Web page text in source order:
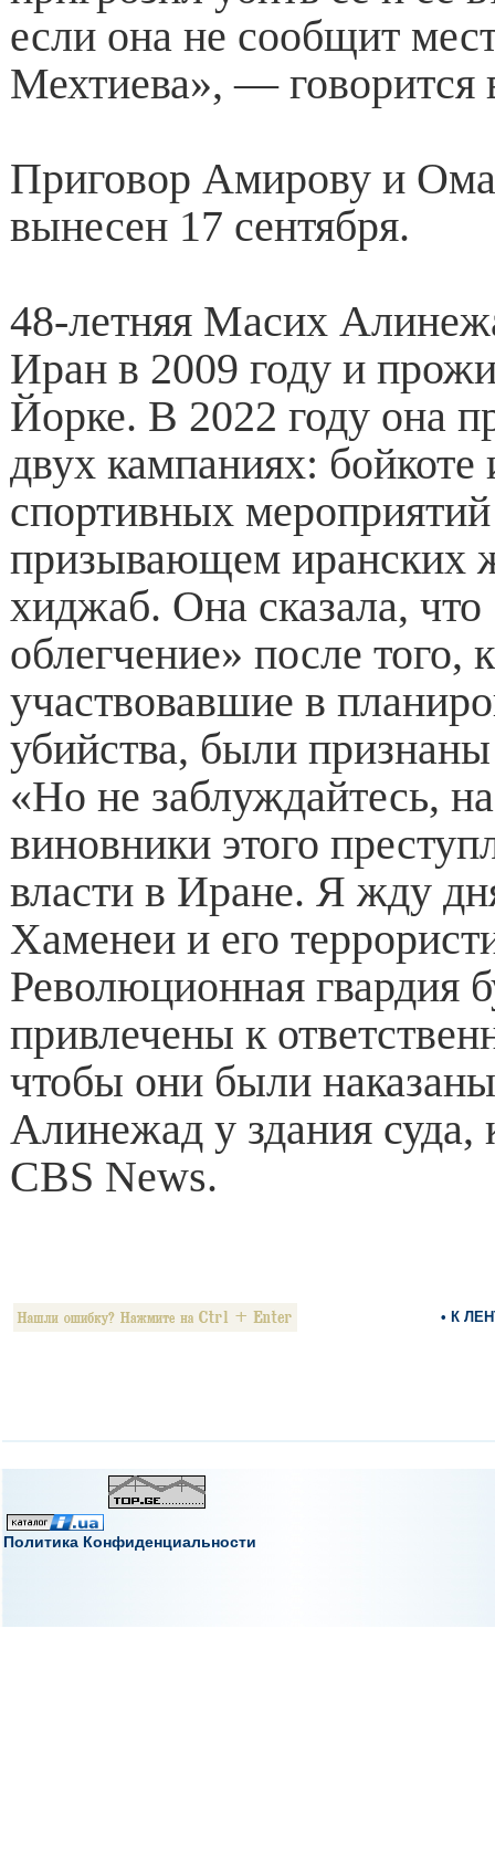
если она не сообщит
Мехтиева», — говорится
Приговор Амирову и
вынесен 17 сентября.
48-летняя Масих
Иран в 2009 году и
Йорке. В 2022 году она
двух кампаниях: бойкоте
спортивных
призывающем иранских
хиджаб. Она сказала,
облегчение» после того,
участвовавшие в
убийства, были
«Но не заблуждайтесь,
виновники этого
власти в Иране. Я жду
Хаменеи и его
Революционная гвардия
привлечены к
чтобы они были
Алинежад у здания суда,
CBS News.
• К
Политика Конфиденциальности